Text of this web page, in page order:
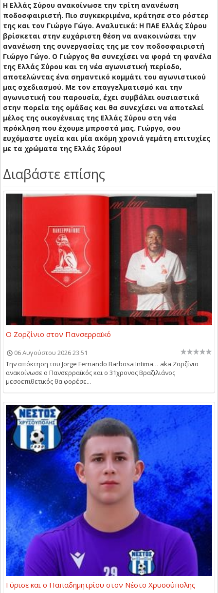
Η Ελλάς Σύρου ανακοίνωσε την τρίτη ανανέωση
ποδοσφαιριστή. Πιο συγκεκριμένα, κράτησε στο ρόστερ
της και τον Γιώργο Γώγο. Αναλυτικά: Η ΠΑΕ Ελλάς Σύρου
βρίσκεται στην ευχάριστη θέση να ανακοινώσει την
ανανέωση της συνεργασίας της με τον ποδοσφαιριστή
Γιώργο Γώγο. Ο Γιώργος θα συνεχίσει να φορά τη φανέλα
της Ελλάς Σύρου και τη νέα αγωνιστική περίοδο,
αποτελώντας ένα σημαντικό κομμάτι του αγωνιστικού
μας σχεδιασμού. Με τον επαγγελματισμό και την
αγωνιστική του παρουσία, έχει συμβάλει ουσιαστικά
στην πορεία της ομάδας και θα συνεχίσει να αποτελεί
μέλος της οικογένειας της Ελλάς Σύρου στη νέα
πρόκληση που έχουμε μπροστά μας. Γιώργο, σου
ευχόμαστε υγεία και μία ακόμη χρονιά γεμάτη επιτυχίες
με τα χρώματα της Ελλάς Σύρου!
Διαβάστε επίσης
Ο Ζορζίνιο στον Πανσερραϊκό
06 Αυγούστου 2026 23:51
Την απόκτηση του Jorge Fernando Barbosa Intima… aka Ζορζίνιο
ανακοίνωσε ο Πανσερραϊκός και ο 31χρονος Βραζιλιάνος
μεσοεπιθετικός θα φορέσε...
Γύρισε και ο Παπαδημητρίου στον Νέστο Χρυσούπολης